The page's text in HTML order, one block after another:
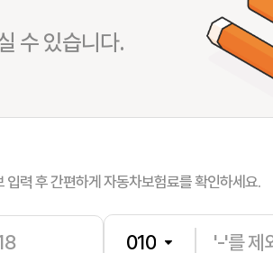
수 있습니다.
력 후 간편하게 자동차보험료를 확인하세요.
서**
송**
박**